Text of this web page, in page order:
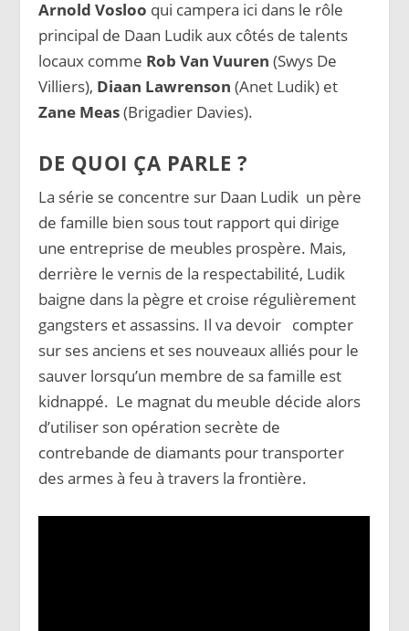
Arnold Vosloo qui campera ici dans le rôle
principal de Daan Ludik aux côtés de talents
locaux comme Rob Van Vuuren (Swys De
Villiers), Diaan Lawrenson (Anet Ludik) et
Zane Meas(Brigadier Davies).
DE QUOI ÇA PARLE ?
La série se concentre sur Daan Ludik un père
de famille bien sous tout rapport qui dirige
une entreprise de meubles prospère. Mais,
derrière le vernis de la respectabilité, Ludik
baigne dans la pègre et croise régulièrement
gangsters et assassins. Il va devoir compter
sur ses anciens et ses nouveaux alliés pour le
sauver lorsqu’un membre de sa famille est
kidnappé. Le magnat du meuble décide alors
d’utiliser son opération secrète de
contrebande de diamants pour transporter
des armes à feu à travers la frontière.